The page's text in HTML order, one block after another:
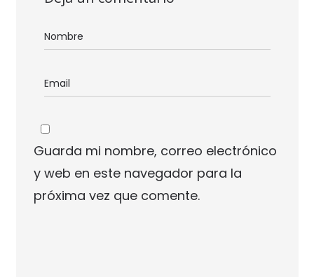
Guarda mi nombre, correo electrónico
y web en este navegador para la
próxima vez que comente.